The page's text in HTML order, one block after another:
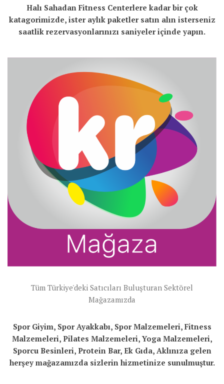
Halı Sahadan Fitness Centerlere kadar bir çok
katagorimizde, ister aylık paketler satın alın isterseniz
saatlik rezervasyonlarınızı saniyeler içinde yapın.
Tüm Türkiye'deki Satıcıları Buluşturan Sektörel
Mağazamızda
Spor Giyim, Spor Ayakkabı, Spor Malzemeleri, Fitness
Malzemeleri, Pilates Malzemeleri, Yoga Malzemeleri,
Sporcu Besinleri, Protein Bar, Ek Gıda, Aklınıza gelen
herşey mağazamızda sizlerin hizmetinize sunulmuştur.